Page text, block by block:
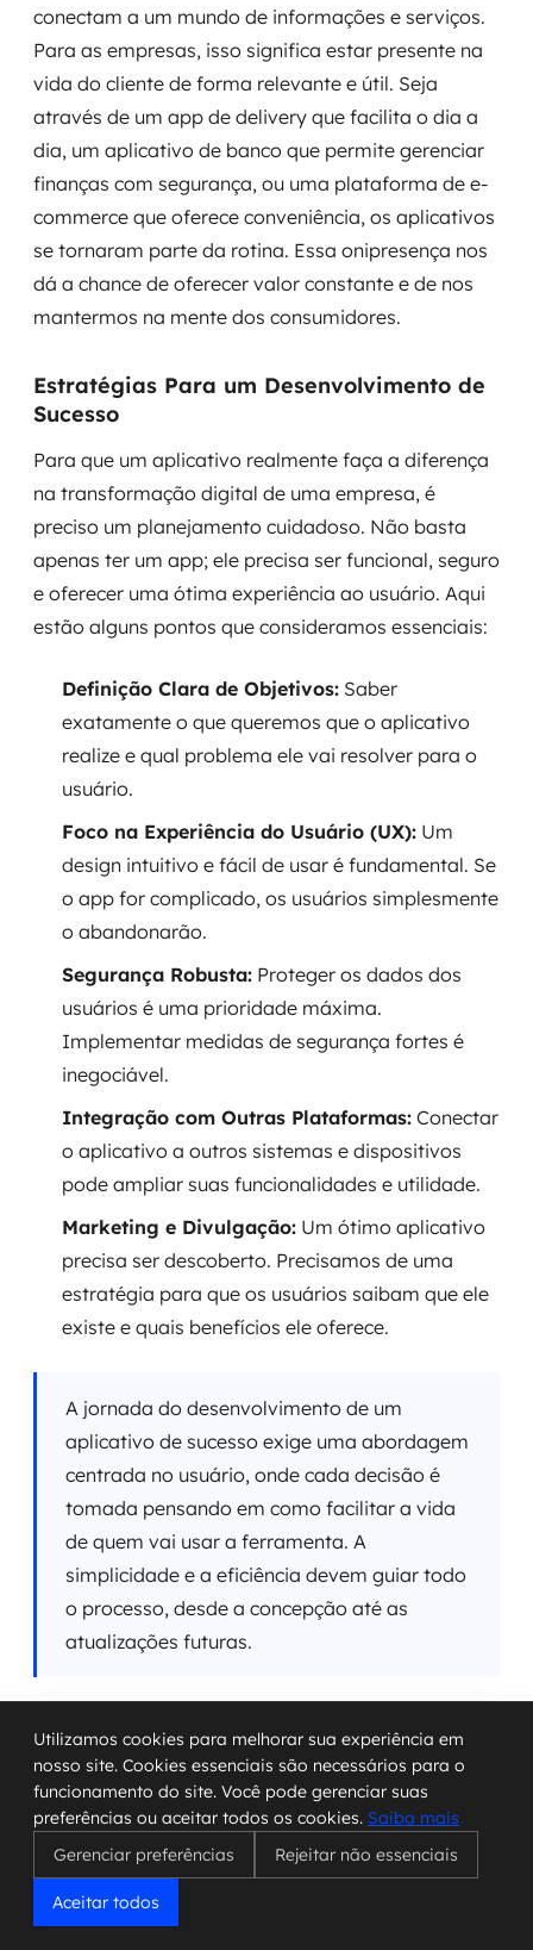
conectam a um mundo de informações e serviços.
Para as empresas, isso significa estar presente na
vida do cliente de forma relevante e útil. Seja
através de um app de delivery que facilita o dia a
dia, um aplicativo de banco que permite gerenciar
finanças com segurança, ou uma plataforma de e-
commerce que oferece conveniência, os aplicativos
se tornaram parte da rotina. Essa onipresença nos
dá a chance de oferecer valor constante e de nos
mantermos na mente dos consumidores.
Estratégias Para um Desenvolvimento de
Sucesso
Para que um aplicativo realmente faça a diferença
na transformação digital de uma empresa, é
preciso um planejamento cuidadoso. Não basta
apenas ter um app; ele precisa ser funcional, seguro
e oferecer uma ótima experiência ao usuário. Aqui
estão alguns pontos que consideramos essenciais:
Definição Clara de Objetivos: Saber
exatamente o que queremos que o aplicativo
realize e qual problema ele vai resolver para o
usuário.
Foco na Experiência do Usuário (UX): Um
design intuitivo e fácil de usar é fundamental. Se
o app for complicado, os usuários simplesmente
o abandonarão.
Segurança Robusta: Proteger os dados dos
usuários é uma prioridade máxima.
Implementar medidas de segurança fortes é
inegociável.
Integração com Outras Plataformas: Conectar
o aplicativo a outros sistemas e dispositivos
pode ampliar suas funcionalidades e utilidade.
Marketing e Divulgação: Um ótimo aplicativo
precisa ser descoberto. Precisamos de uma
estratégia para que os usuários saibam que ele
existe e quais benefícios ele oferece.
A jornada do desenvolvimento de um
aplicativo de sucesso exige uma abordagem
centrada no usuário, onde cada decisão é
tomada pensando em como facilitar a vida
de quem vai usar a ferramenta. A
simplicidade e a eficiência devem guiar todo
o processo, desde a concepção até as
atualizações futuras.
digital, investir em aplicativos bem desenvolvidos
não é mais uma opção, mas uma necessidade. A
capacidade deconectar com o usuáriode forma
eficaz e oferecer valor contínuo é o que define o
sucesso no mercado atual e futuro.
Utilizamos cookies para melhorar sua experiência em
nosso site. Cookies essenciais são necessários para o
funcionamento do site. Você pode gerenciar suas
preferências ou aceitar todos os cookies. Saiba mais
Gerenciar preferências
Rejeitar não essenciais
Aceitar todos